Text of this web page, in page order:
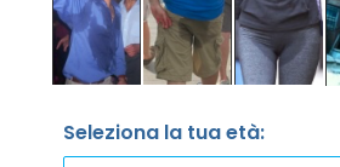
Seleziona la tua età: